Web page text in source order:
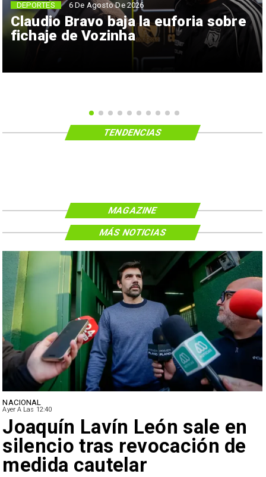
Claudio Bravo baja la euforia sobre
fichaje de Vozinha
DEPORTES 6 De Agosto De 2026
TENDENCIAS
MAGAZINE
NACIONAL
Ayer A Las 12:40
Joaquín Lavín León sale en
silencio tras revocación de
medida cautelar
MÁS NOTICIAS